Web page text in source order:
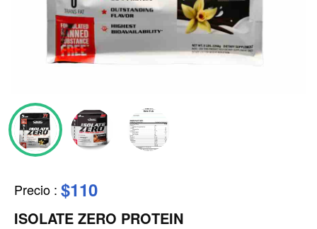
Precio : $110
ISOLATE ZERO PROTEIN